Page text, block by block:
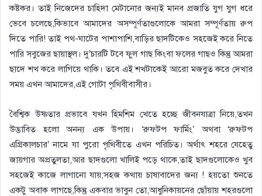
কষ্টকর। তাই নিজেদের চাহিদা মেটানোর জন্যই মানব প্রজাতি যুগ যুগ ধরে
ভেবে চলেছে,কিভাবে আমাদের অসম্পূর্ণতাগুলোকে আমরা সম্পূর্ণতায় রুপ
দিতে পারি! তাই পথ-ঘাটের পাশাপাশি,বাড়ির ছাদটিকেও সহজেই করে নিতে
পারি সবুজের ছায়াস্থল। দু’চারটি টবে ফুল গাছ কিংবা ফলের গাছও কিন্তু আমরা
ছাদে শখ করে লাগিয়ে থাকি। তবে এই শখটাকেই আরো মজবুত করে দেখার
সময় এখন আমাদের,এই গোটা পৃথিবীবাসীর।
বৈশ্বিক উষ্ণতার প্রভাবে যখন হিমশিম খেতে হচ্ছে জীবনযাত্রা নিয়ে,তখন
উদ্ভাবিত হলো অনন্য এক উপায়। ‘রুফটপ ফার্মিং’ অথবা ‘রুফটপ
এগ্রিকালচার’ নামে যা পুরো পৃথিবীতে এখন পরিচিত। অর্থাৎ শহরে যেহেতু
জায়গার অপ্রতুলতা,আর ছাদগুলো খালিই পড়ে থাকে,তাই ছাদগুলোকেও খুব
সহজেই কাজে লাগানো যায়;সহজ কথায় চাষাবাদের জন্য ! হয়তো শুনতে
একটু অবাক লাগছে,কিন্তু একবার ভাবুন তো,আধুনিকায়নের ছোঁয়ায় শহরগুলো